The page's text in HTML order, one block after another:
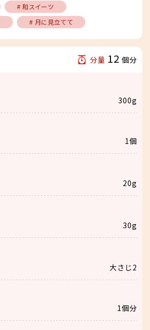
# 和スイーツ
# 月に見立てて
分量 12 個分
300g
1個
20g
30g
大さじ2
1個分